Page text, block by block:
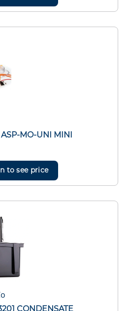
MO-UNI MINI
to see price
CONDENSATE